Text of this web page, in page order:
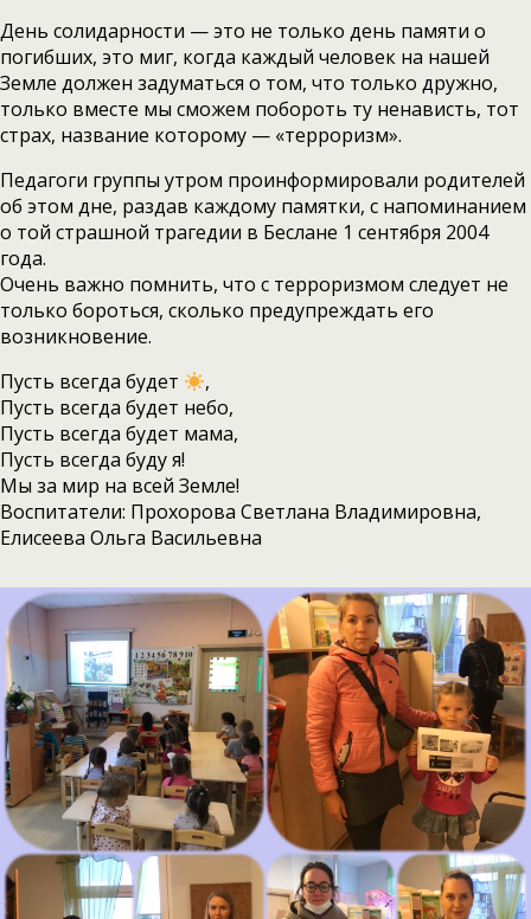
День солидарности — это не только день памяти о
погибших, это миг, когда каждый человек на нашей
Земле должен задуматься о том, что только дружно,
только вместе мы сможем побороть ту ненависть, тот
страх, название которому — «терроризм».
Педагоги группы утром проинформировали родителей
об этом дне, раздав каждому памятки, с напоминанием
о той страшной трагедии в Беслане 1 сентября 2004
года.
Очень важно помнить, что с терроризмом следует не
только бороться, сколько предупреждать его
возникновение.
Пусть всегда будет
,
Пусть всегда будет небо,
Пусть всегда будет мама,
Пусть всегда буду я!
Мы за мир на всей Земле!
Воспитатели: Прохорова Светлана Владимировна,
Елисеева Ольга Васильевна